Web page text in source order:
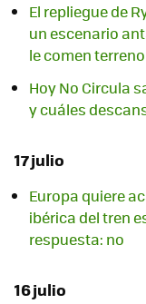
El repliegue de
un escenario
le comen terreno
Hoy No Circula
y cuáles
17 julio
Europa quiere
ibérica del tren
respuesta: no
16 julio